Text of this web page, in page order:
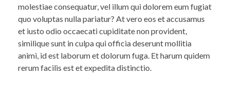
molestiae consequatur, vel illum qui dolorem eum fugiat
quo voluptas nulla pariatur? At vero eos et accusamus
et iusto odio occaecati cupiditate non provident,
similique sunt in culpa qui officia deserunt mollitia
animi, id est laborum et dolorum fuga. Et harum quidem
rerum facilis est et expedita distinctio.